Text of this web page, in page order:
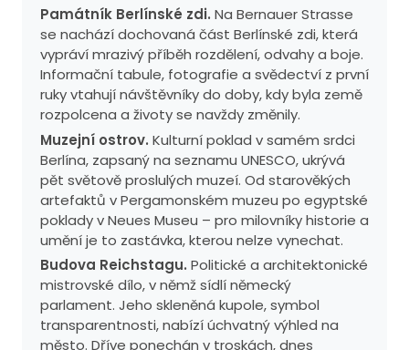
Památník Berlínské zdi. Na Bernauer Strasse
se nachází dochovaná část Berlínské zdi, která
vypráví mrazivý příběh rozdělení, odvahy a boje.
Informační tabule, fotografie a svědectví z první
ruky vtahují návštěvníky do doby, kdy byla země
rozpolcena a životy se navždy změnily.
Muzejní ostrov. Kulturní poklad v samém srdci
Berlína, zapsaný na seznamu UNESCO, ukrývá
pět světově proslulých muzeí. Od starověkých
artefaktů v Pergamonském muzeu po egyptské
poklady v Neues Museu – pro milovníky historie a
umění je to zastávka, kterou nelze vynechat.
Budova Reichstagu. Politické a architektonické
mistrovské dílo, v němž sídlí německý
parlament. Jeho skleněná kupole, symbol
transparentnosti, nabízí úchvatný výhled na
město. Dříve ponechán v troskách, dnes